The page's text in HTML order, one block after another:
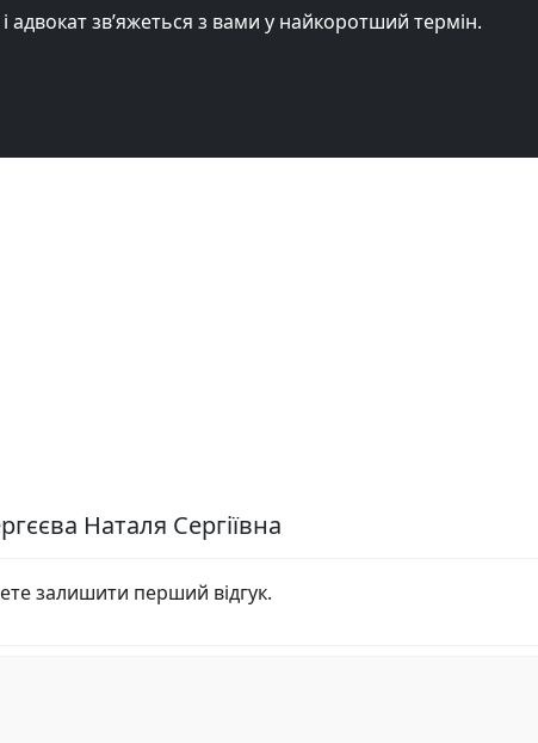
адвокат зв’яжеться з вами у найкоротший термін.
Наталя Сергіївна
залишити перший відгук.